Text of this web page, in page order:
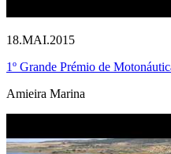
18.MAI.2015
1º Grande Prémio de
Amieira Marina